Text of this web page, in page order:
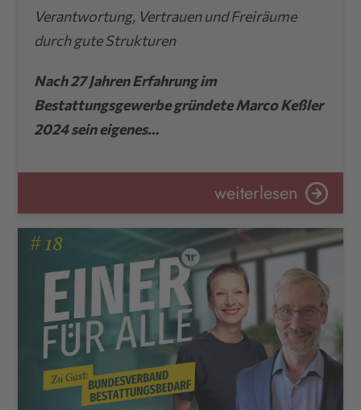
Verantwortung, Vertrauen und Freiräume
durch gute Strukturen
Nach 27 Jahren Erfahrung im
Bestattungsgewerbe gründete Marco Keßler
2024 sein eigenes…
weiterlesen